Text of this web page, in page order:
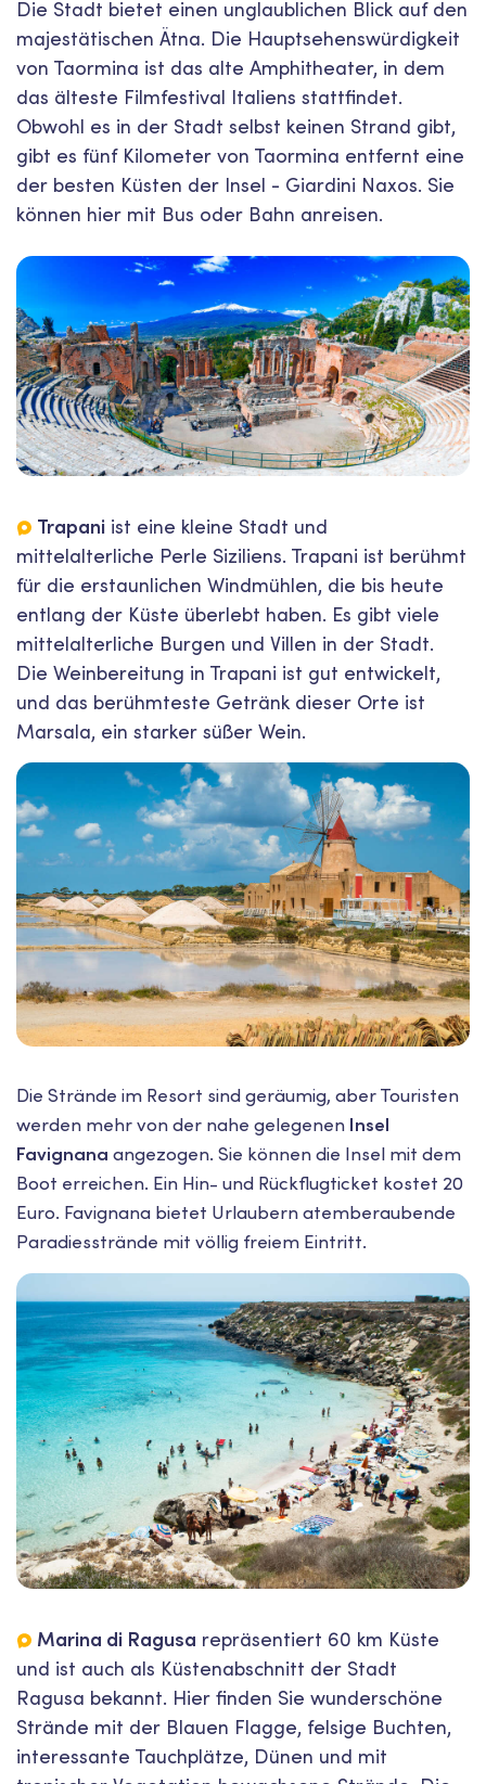
Die Stadt bietet einen unglaublichen Blick auf den
majestätischen Ätna. Die Hauptsehenswürdigkeit
von Taormina ist das alte Amphitheater, in dem
das älteste Filmfestival Italiens stattfindet.
Obwohl es in der Stadt selbst keinen Strand gibt,
gibt es fünf Kilometer von Taormina entfernt eine
der besten Küsten der Insel - Giardini Naxos. Sie
können hier mit Bus oder Bahn anreisen.
Trapani ist eine kleine Stadt und
mittelalterliche Perle Siziliens. Trapani ist berühmt
für die erstaunlichen Windmühlen, die bis heute
entlang der Küste überlebt haben. Es gibt viele
mittelalterliche Burgen und Villen in der Stadt.
Die Weinbereitung in Trapani ist gut entwickelt,
und das berühmteste Getränk dieser Orte ist
Marsala, ein starker süßer Wein.
Die Strände im Resort sind geräumig, aber Touristen
werden mehr von der nahe gelegenen Insel
Favignana angezogen. Sie können die Insel mit dem
Boot erreichen. Ein Hin- und Rückflugticket kostet 20
Euro. Favignana bietet Urlaubern atemberaubende
Paradiesstrände mit völlig freiem Eintritt.
Marina di Ragusa repräsentiert 60 km Küste
und ist auch als Küstenabschnitt der Stadt
Ragusa bekannt. Hier finden Sie wunderschöne
Strände mit der Blauen Flagge, felsige Buchten,
interessante Tauchplätze, Dünen und mit